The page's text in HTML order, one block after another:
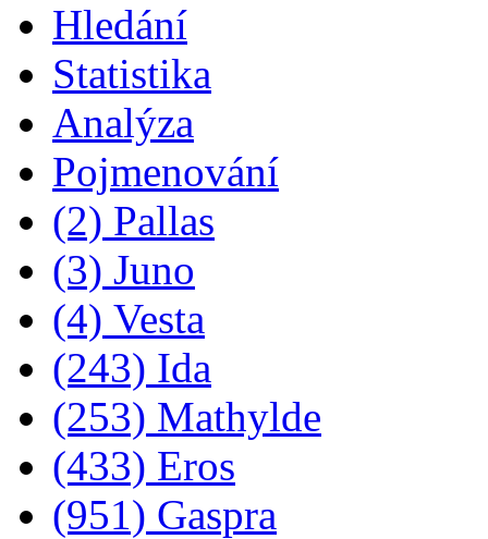
Hledání
Statistika
Analýza
Pojmenování
(2) Pallas
(3) Juno
(4) Vesta
(243) Ida
(253) Mathylde
(433) Eros
(951) Gaspra